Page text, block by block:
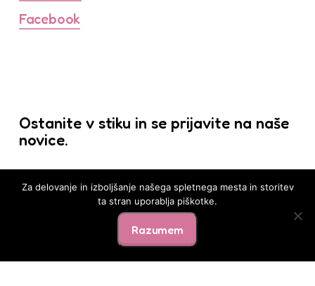
Facebook
Ostanite v stiku in se prijavite na naše
novice.
BabyExpo. Vse pravice pridržane.
Pogoji poslovanja
Za delovanje in izboljšanje našega spletnega mesta in storitev
ta stran uporablja piškotke.
Razumem